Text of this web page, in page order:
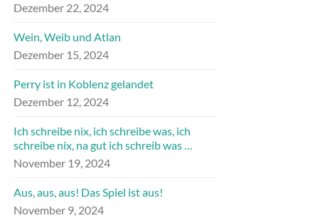
Dezember 22, 2024
Wein, Weib und Atlan
Dezember 15, 2024
Perry ist in Koblenz gelandet
Dezember 12, 2024
Ich schreibe nix, ich schreibe was, ich
schreibe nix, na gut ich schreib was …
November 19, 2024
Aus, aus, aus! Das Spiel ist aus!
November 9, 2024